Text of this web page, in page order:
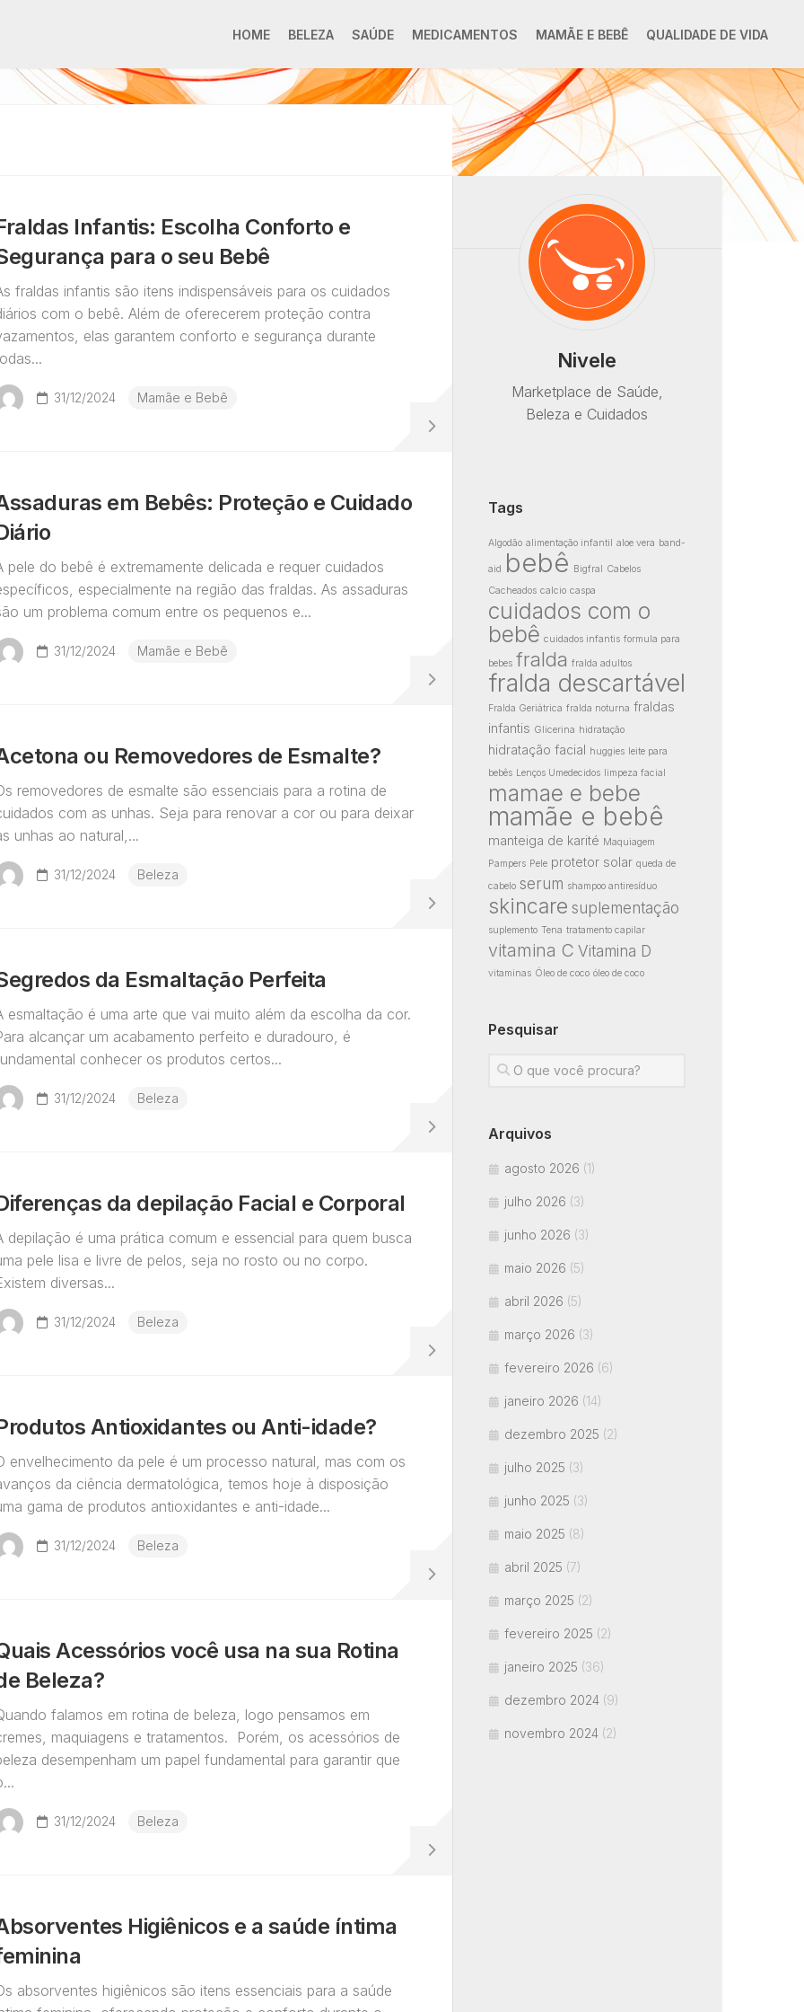
HOME BELEZA SAÚDE MEDICAMENTOS MAMÃE E BEBÊ QUALIDADE DE VIDA
Infantis: Escolha Conforto e
para o seu Bebê
fraldas infantis são itens indispensáveis para os cuidados
com o bebê. Além de oferecerem proteção contra
elas garantem conforto e segurança durante
31/12/2024 Mamãe e Bebê
em Bebês: Proteção e Cuidado
pele do bebê é extremamente delicada e requer cuidados
especialmente na região das fraldas. As assaduras
um problema comum entre os pequenos e...
31/12/2024 Mamãe e Bebê
ou Removedores de Esmalte?
removedores de esmalte são essenciais para a rotina de
com as unhas. Seja para renovar a cor ou para deixar
unhas ao natural,...
31/12/2024 Beleza
da Esmaltação Perfeita
esmaltação é uma arte que vai muito além da escolha da cor.
alcançar um acabamento perfeito e duradouro, é
conhecer os produtos certos...
31/12/2024 Beleza
da depilação Facial e Corporal
depilação é uma prática comum e essencial para quem busca
pele lisa e livre de pelos, seja no rosto ou no corpo.
diversas...
31/12/2024 Beleza
Antioxidantes ou Anti-idade?
envelhecimento da pele é um processo natural, mas com os
da ciência dermatológica, temos hoje à disposição
gama de produtos antioxidantes e anti-idade...
31/12/2024 Beleza
Acessórios você usa na sua Rotina
Beleza?
falamos em rotina de beleza, logo pensamos em
maquiagens e tratamentos. Porém, os acessórios de
desempenham um papel fundamental para garantir que
31/12/2024 Beleza
Higiênicos e a saúde íntima
absorventes higiênicos são itens essenciais para a saúde
Nivele
Marketplace de Saúde,
Beleza e Cuidados
Tags
Algodão alimentação infantil aloe vera band-
aid bebê Bigfral Cabelos
Cacheados calcio caspa
cuidados com o
bebê cuidados infantis formula para
bebes fralda fralda adultos
fralda descartável
Fralda Geriátrica fralda noturna fraldas
infantis Glicerina hidratação
hidratação facial huggies leite para
bebês Lenços Umedecidos limpeza facial
mamae e bebe
mamãe e bebê
manteiga de karité Maquiagem
Pampers Pele protetor solar queda de
cabelo serum shampoo antiresíduo
skincare suplementação
suplemento Tena tratamento capilar
vitamina C Vitamina D
vitaminas Óleo de coco óleo de coco
Pesquisar
Arquivos
agosto 2026 (1)
julho 2026 (3)
junho 2026 (3)
maio 2026 (5)
abril 2026 (5)
março 2026 (3)
fevereiro 2026 (6)
janeiro 2026 (14)
dezembro 2025 (2)
julho 2025 (3)
junho 2025 (3)
maio 2025 (8)
abril 2025 (7)
março 2025 (2)
fevereiro 2025 (2)
janeiro 2025 (36)
dezembro 2024 (9)
novembro 2024 (2)